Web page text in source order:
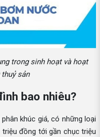
trong sinh hoạt và hoạt
sản
bao nhiêu?
khúc giá, có những loại
đồng tới gần chục triệu